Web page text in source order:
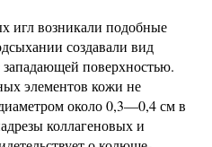
игл возникали подобные
создавали вид
поверхностью.
элементов кожи не
около 0,3—0,4 см в
коллагеновых и